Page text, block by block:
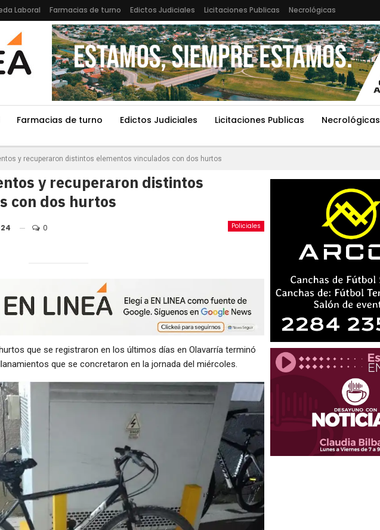
Laboral Farmacias de turno Edictos Judiciales Licitaciones Publicas Necrológicas
Farmacias de turno Edictos Judiciales Licitaciones Publicas Necrológicas
y recuperaron distintos elementos vinculados con dos hurtos
y recuperaron distintos
con dos hurtos
Policiales
0
que se registraron en los últimos días en Olavarría terminó
que se concretaron en la jornada del miércoles.